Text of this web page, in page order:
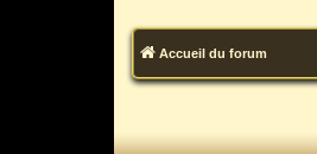
Accueil du forum